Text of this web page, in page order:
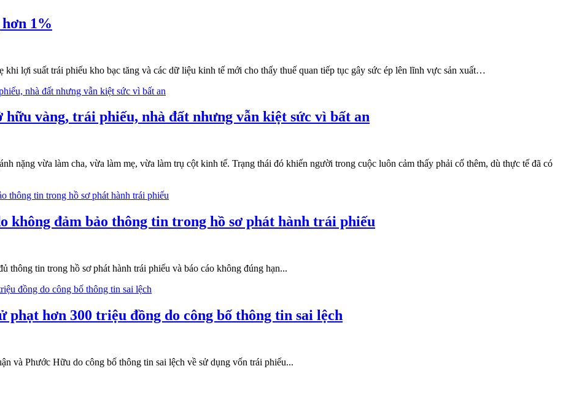
1%
lợi suất trái phiếu kho bạc tăng và các dữ liệu kinh tế mới cho thấy thuế quan tiếp tục gây sức ép lên lĩnh vực sản xuất…
hữu vàng, trái phiếu, nhà đất nhưng vẫn kiệt sức vì bất an
nặng vừa làm cha, vừa làm mẹ, vừa làm trụ cột kinh tế. Trạng thái đó khiến người trong cuộc luôn cảm thấy phải cố thêm, dù thực tế đã có
không đảm bảo thông tin trong hồ sơ phát hành trái phiếu
tin trong hồ sơ phát hành trái phiếu và báo cáo không đúng hạn...
hơn 300 triệu đồng do công bố thông tin sai lệch
và Phước Hữu do công bố thông tin sai lệch về sử dụng vốn trái phiếu...